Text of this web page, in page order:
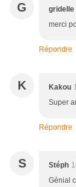
G gridelle
merci
Répondre
K Kakou
Super
Répondre
S Stéph
Génial